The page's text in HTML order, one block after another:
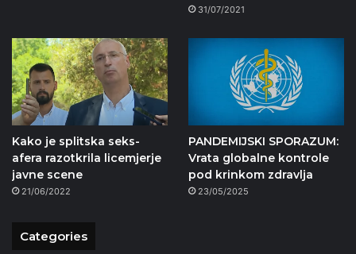
31/07/2021
Kako je splitska seks-
afera razotkrila licemjerje
javne scene
21/06/2022
PANDEMIJSKI SPORAZUM:
Vrata globalne kontrole
pod krinkom zdravlja
23/05/2025
Categories